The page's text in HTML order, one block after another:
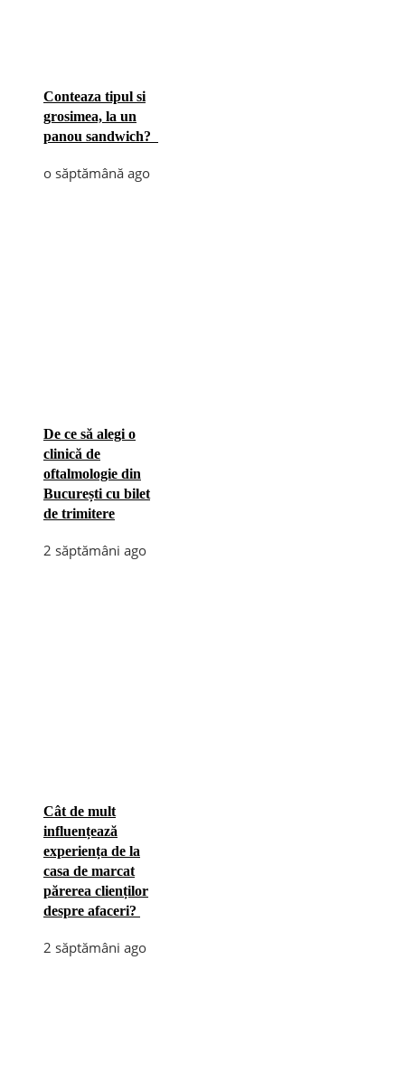
Conteaza tipul si
grosimea, la un
panou sandwich?
o săptămână ago
De ce să alegi o
clinică de
oftalmologie din
București cu bilet
de trimitere
2 săptămâni ago
Cât de mult
influențează
experiența de la
casa de marcat
părerea clienților
despre afaceri?
2 săptămâni ago